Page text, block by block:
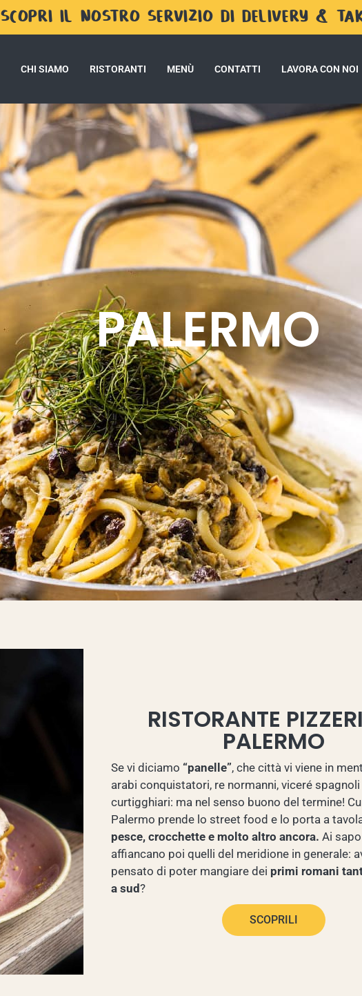
SCOPRI IL NOSTRO SERVIZIO DI DELIVERY &
CHI SIAMO RISTORANTI MENÙ CONTATTI LAVORA CON NOI
PALERMO
RISTORANTE
PALERMO
Se vi diciamo “panelle”, che città vi viene in
arabi conquistatori, re normanni, viceré
curtigghiari: ma nel senso buono del termine!
Palermo prende lo street food e lo porta a
pesce, crocchette e molto altro ancora. Ai
affiancano poi quelli del meridione in generale:
pensato di poter mangiare dei primi romani
a sud?
SCOPRILI